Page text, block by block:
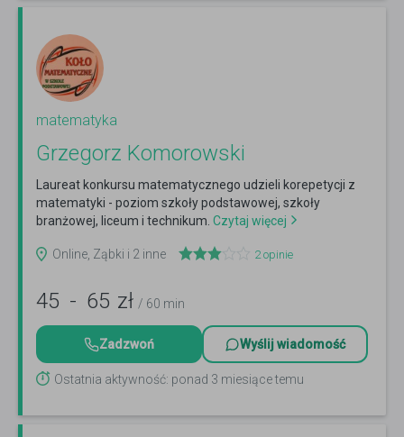
matematyka
Grzegorz Komorowski
Laureat konkursu matematycznego udzieli korepetycji z
matematyki - poziom szkoły podstawowej, szkoły
branżowej, liceum i technikum. Czytaj więcej
Online, Ząbki i 2 inne 2opinie
45 - 65 zł / 60 min
Zadzwoń Wyślij wiadomość
Ostatnia aktywność: ponad 3 miesiące temu